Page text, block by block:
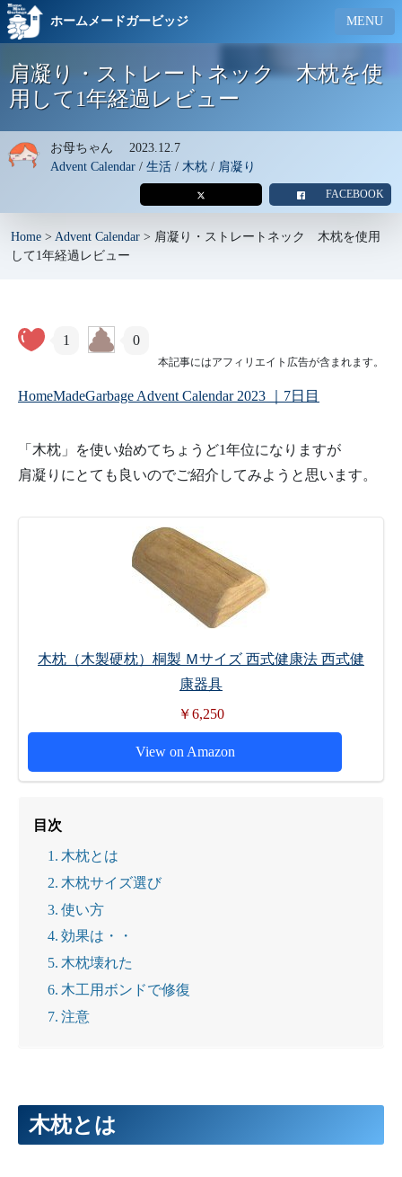
ホームメードガービッジ MENU
肩凝り・ストレートネック 木枕を使
用して1年経過レビュー
お母ちゃん 2023.12.7
Advent Calendar / 生活 / 木枕 / 肩凝り
FACEBOOK
Home > Advent Calendar > 肩凝り・ストレートネック 木枕を使用
して1年経過レビュー
本記事にはアフィリエイト広告が含まれます。
1 0
HomeMadeGarbage Advent Calendar 2023 ｜7日目
「木枕」を使い始めてちょうど1年位になりますが
肩凝りにとても良いのでご紹介してみようと思います。
木枕（木製硬枕）桐製 Ｍサイズ 西式健康法 西式健
康器具
￥6,250
View on Amazon
目次
木枕とは
木枕サイズ選び
使い方
効果は・・
木枕壊れた
木工用ボンドで修復
注意
木枕とは